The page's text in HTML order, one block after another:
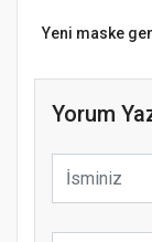
Yeni maske
Yorum